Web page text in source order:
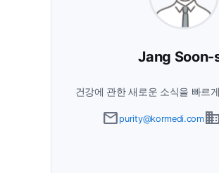
Jang Soon-
건강에 관한 새로운 소식을 빠르
email purity@kormedi.combusiness